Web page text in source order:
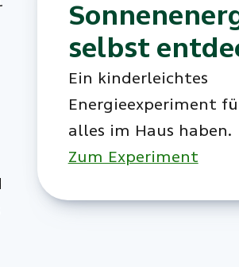
selbst
Ein kinderleichtes
Energieexperiment
alles im Haus haben.
Zum Experiment